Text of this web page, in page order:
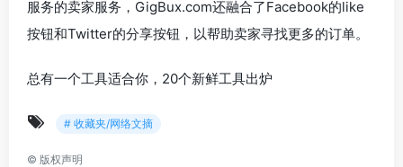
服务的卖家服务，GigBux.com还融合了Facebook的like
按钮和Twitter的分享按钮，以帮助卖家寻找更多的订单。
总有一个工具适合你，20个新鲜工具出炉
# 收藏夹/网络文摘
© 版权声明